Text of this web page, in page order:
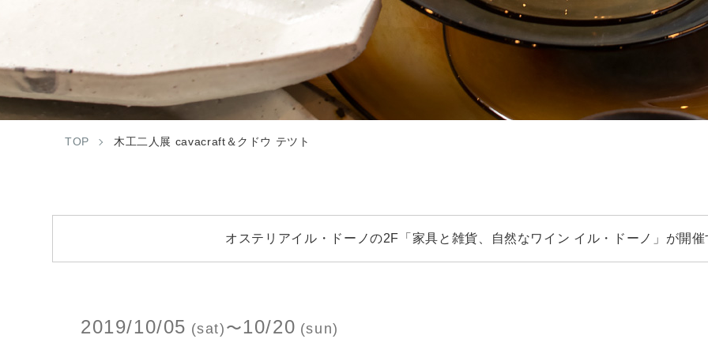
TOP 木工二人展 cavacraft＆クドウ テツト
オステリアイル・ドーノの2F「家具と雑貨、自然なワイン イル・ドーノ」が開
2019/10/05 (sat) 〜10/20 (sun)